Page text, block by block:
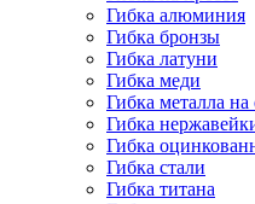
Гибка алюминия
Гибка бронзы
Гибка латуни
Гибка меди
Гибка металла
Гибка
Гибка
Гибка стали
Гибка титана